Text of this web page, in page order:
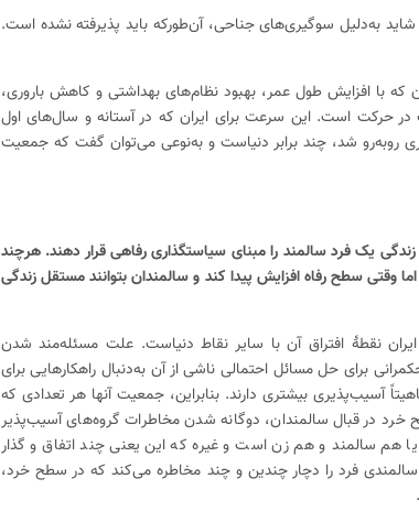
به‌دلیل سوگیری‌های جناحی، آن‌طورکه باید پذیرفته نشده است.
با افزایش طول عمر، بهبود نظام‌های بهداشتی و کاهش باروری،
حرکت است. این سرعت برای ایران که در آستانه و سال‌های اول
و افزایش باروری رو‌به‌رو شد، چند برابر دنیاست و به‌نوعی می‌توان گفت که جمعیت
یک فرد سالمند را مبنای سیاستگذاری رفاهی قرار دهند. هرچند
وقتی سطح رفاه افزایش پیدا کند و سالمندان بتوانند مستقل زندگی
نقطهٔ افتراق آن با سایر نقاط دنیاست. علت مسئله‌مند شدن
برای حل مسائل احتمالی ناشی از آن به‌دنبال راهکارهایی برای
آسیب‌پذیری بیشتری دارند. بنابراین، جمعیت آنها هر تعدادی که
در قبال سالمندان، دوگانه شدن مخاطرات گروه‌های آسیب‌پذیر
سالمند و هم زن است و غیره که این یعنی چند اتفاق و گذار
سالمندی فرد را دچار چندین و چند مخاطره می‌کند که در سطح خرد،